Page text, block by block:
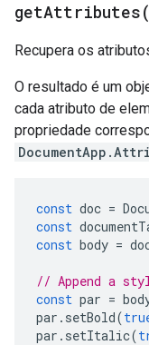
getAttributes(
Recupera os
O resultado é um
cada atributo de
propriedade
const doc =
const
const body =
// Append a
const par =
par . setBold(
par . setItalic(